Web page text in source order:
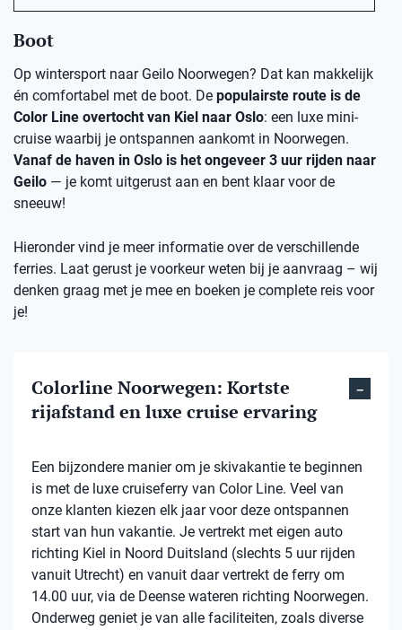
Boot
Op wintersport naar Geilo Noorwegen? Dat kan makkelijk
én comfortabel met de boot. De populairste route is de
Color Line overtocht van Kiel naar Oslo: een luxe mini-
cruise waarbij je ontspannen aankomt in Noorwegen.
Vanaf de haven in Oslo is het ongeveer 3 uur rijden naar
Geilo — je komt uitgerust aan en bent klaar voor de
sneeuw!
Hieronder vind je meer informatie over de verschillende
ferries. Laat gerust je voorkeur weten bij je aanvraag – wij
denken graag met je mee en boeken je complete reis voor
je!
Colorline Noorwegen: Kortste
rijafstand en luxe cruise ervaring
Een bijzondere manier om je skivakantie te beginnen
is met de luxe cruiseferry van Color Line. Veel van
onze klanten kiezen elk jaar voor deze ontspannen
start van hun vakantie. Je vertrekt met eigen auto
richting Kiel in Noord Duitsland (slechts 5 uur rijden
vanuit Utrecht) en vanuit daar vertrekt de ferry om
14.00 uur, via de Deense wateren richting Noorwegen.
Onderweg geniet je van alle faciliteiten, zoals diverse